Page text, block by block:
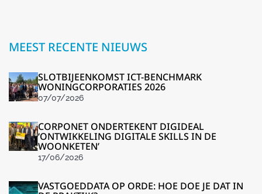
MEEST RECENTE NIEUWS
SLOTBIJEENKOMST ICT-BENCHMARK
WONINGCORPORATIES 2026
07/07/2026
CORPONET ONDERTEKENT DIGIDEAL
‘ONTWIKKELING DIGITALE SKILLS IN DE
WOONKETEN’
17/06/2026
VASTGOEDDATA OP ORDE: HOE DOE JE DAT IN